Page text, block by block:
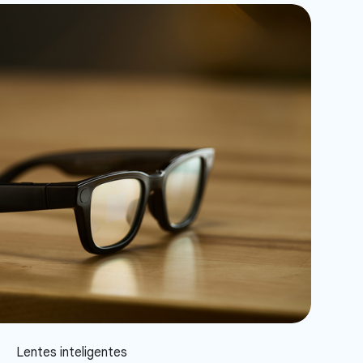
Lentes inteligentes